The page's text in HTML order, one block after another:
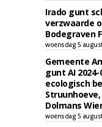
Irado gunt
verzwaarde
Bodegraven
woensdag 5
Gemeente
gunt AI
ecologisch
Struunhoeve,
Dolmans
woensdag 5